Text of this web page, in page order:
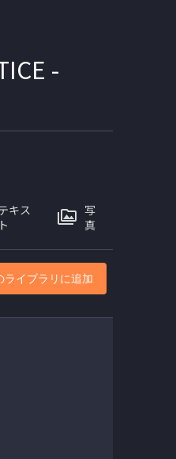
-
キス
ト
写
真
ライブラリに追加